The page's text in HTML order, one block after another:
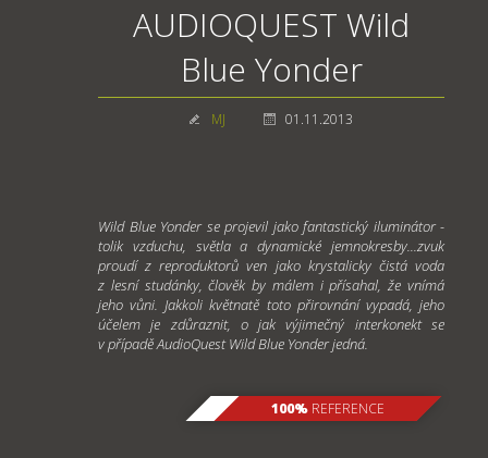
AUDIOQUEST Wild
Blue Yonder
MJ 01.11.2013
Wild Blue Yonder se projevil jako fantastický iluminátor -
tolik vzduchu, světla a dynamické jemnokresby...zvuk
proudí z reproduktorů ven jako krystalicky čistá voda
z lesní studánky, člověk by málem i přísahal, že vnímá
jehovůni. Jakkoli květnatě toto přirovnání vypadá, jeho
účelem je zdůraznit, o jak výjimečný interkonekt se
v případě AudioQuest Wild Blue Yonder jedná.
100% REFERENCE